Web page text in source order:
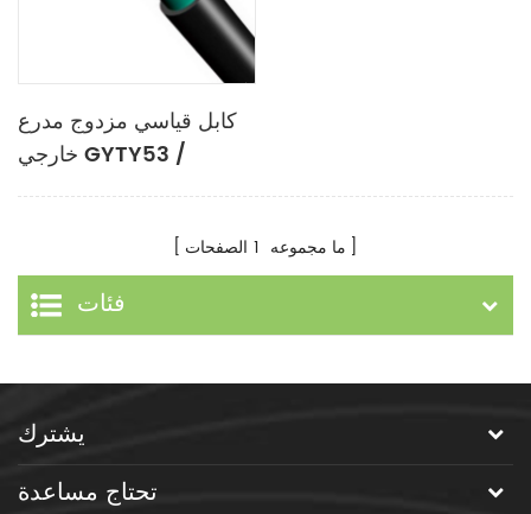
كابل قياسي مزدوج مدرع
خارجي GYTY53 /
GYTS53
ما مجموعه 1 الصفحات
فئات
يشترك
تحتاج مساعدة